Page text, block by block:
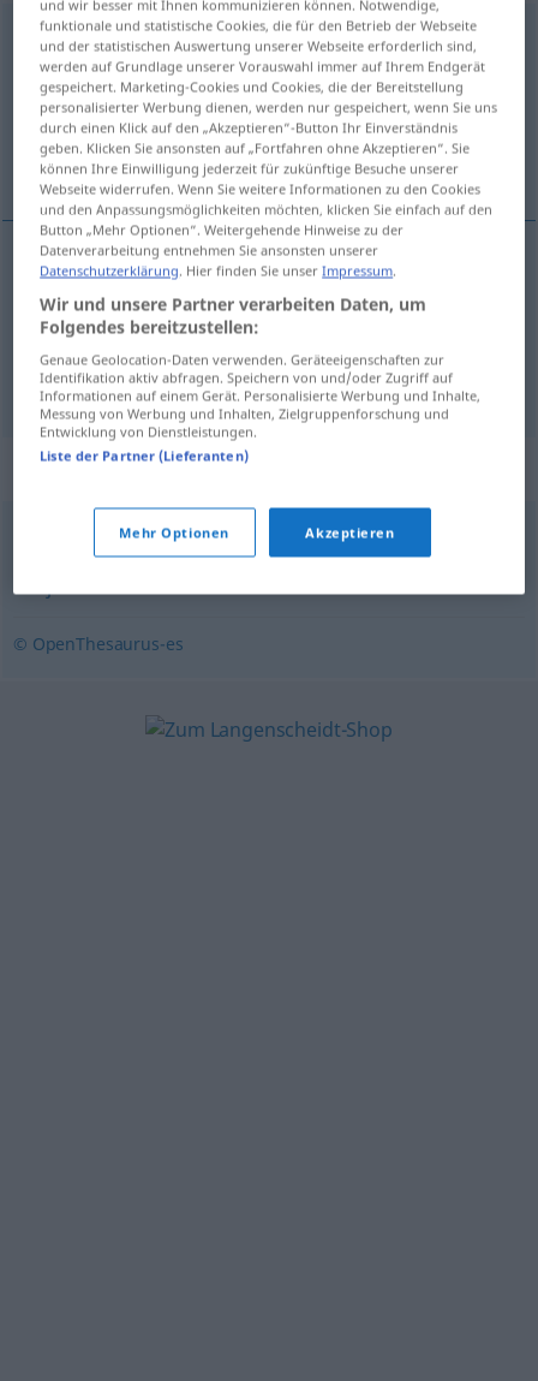
embravecido [embraβeˈθiðo]adj
Übersicht aller Übersetzungen
(Für mehr Details die Übersetzung anklicken/antippen)
wütend, stürmisch
embravecido
stürmisch
Synonyme für "embravecido"
fiero,feroz,impetuoso,irritado,salvaje,
enojado
© OpenThesaurus-es
und wir besser mit Ihnen kommunizieren können. Notwendige,
funktionale und statistische Cookies, die für den Betrieb der Webseite
und der statistischen Auswertung unserer Webseite erforderlich sind,
werden auf Grundlage unserer Vorauswahl immer auf Ihrem Endgerät
gespeichert. Marketing-Cookies und Cookies, die der Bereitstellung
personalisierter Werbung dienen, werden nur gespeichert, wenn Sie uns
durch einen Klick auf den „Akzeptieren“-Button Ihr Einverständnis
geben. Klicken Sie ansonsten auf „Fortfahren ohne Akzeptieren“. Sie
können Ihre Einwilligung jederzeit für zukünftige Besuche unserer
Webseite widerrufen. Wenn Sie weitere Informationen zu den Cookies
und den Anpassungsmöglichkeiten möchten, klicken Sie einfach auf den
Button „Mehr Optionen“. Weitergehende Hinweise zu der
Datenverarbeitung entnehmen Sie ansonsten unserer
Datenschutzerklärung. Hier finden Sie unserImpressum.
Wir und unsere Partner verarbeiten Daten, um
Folgendes bereitzustellen:
Genaue Geolocation-Daten verwenden. Geräteeigenschaften zur
Identifikation aktiv abfragen. Speichern von und/oder Zugriff auf
Informationen auf einem Gerät. Personalisierte Werbung und Inhalte,
Messung von Werbung und Inhalten, Zielgruppenforschung und
Entwicklung von Dienstleistungen.
Liste der Partner (Lieferanten)
Mehr Optionen Akzeptieren